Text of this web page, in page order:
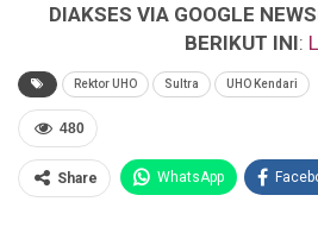
DIAKSES VIA GOOGLE
BERIKUT INI:
Rektor UHO Sultra UHO Kendari
480
Share WhatsApp